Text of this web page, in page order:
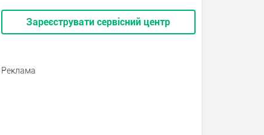
Зареєструвати сервісний центр
Реклама